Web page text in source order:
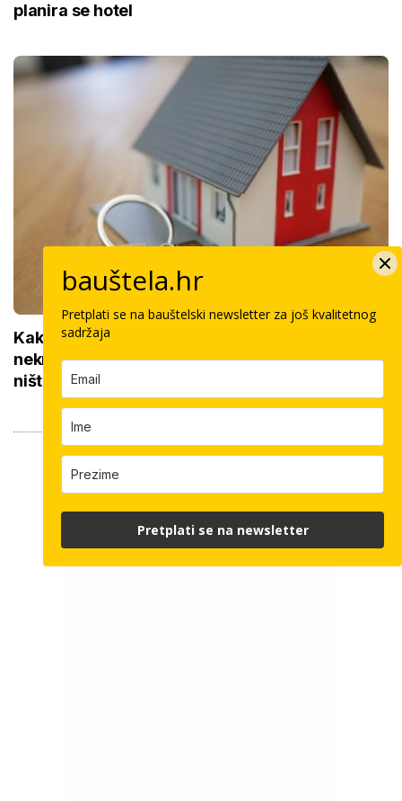
planira se hotel
Kako do povrata poreza za kupnju prve
nekretnine: Morate znati ovih 5 stvari, bez njih
ništa
bauštela.hr
Pretplati se na bauštelski newsletter za još kvalitetnog
sadržaja
Pretplati se na newsletter